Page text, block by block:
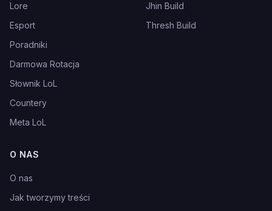
Lore
Esport
Poradniki
Darmowa Rotacja
Słownik LoL
Countery
Meta LoL
Jhin Build
Thresh Build
O NAS
O nas
Jak tworzymy treści